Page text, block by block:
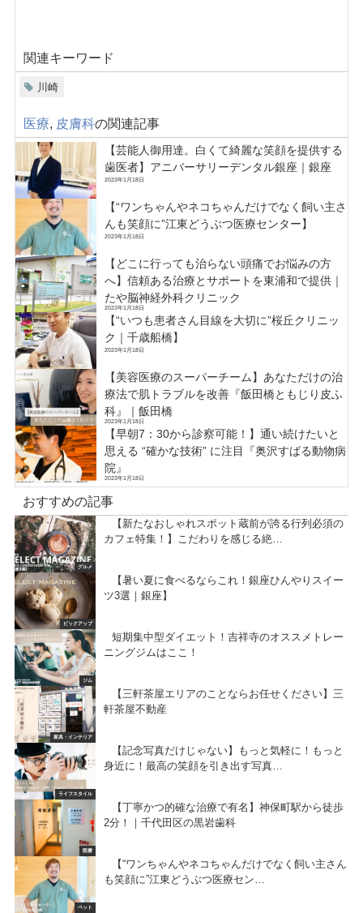
関連キーワード
川崎
医療, 皮膚科の関連記事
【芸能人御用達。白くて綺麗な笑顔を提供する
歯医者】アニバーサリーデンタル銀座｜銀座
2023年1月18日
【“ワンちゃんやネコちゃんだけでなく飼い主さ
んも笑顔に”江東どうぶつ医療センター】
2023年1月18日
【どこに行っても治らない頭痛でお悩みの方
へ】信頼ある治療とサポートを東浦和で提供｜
たや脳神経外科クリニック
2023年1月18日
【“いつも患者さん目線を大切に”桜丘クリニッ
ク｜千歳船橋】
2023年1月18日
【美容医療のスーパーチーム】あなただけの治
療法で肌トラブルを改善『飯田橋ともじり皮ふ
科』｜飯田橋
2023年1月18日
【早朝7：30から診察可能！】通い続けたいと
思える “確かな技術” に注目『奥沢すばる動物病
院』
2023年1月18日
おすすめの記事
グルメ
【新たなおしゃれスポット蔵前が誇る行列必須の
カフェ特集！】こだわりを感じる絶…
ピックアップ
【暑い夏に食べるならこれ！銀座ひんやりスイー
ツ3選｜銀座】
ジム
短期集中型ダイエット！吉祥寺のオススメトレー
ニングジムはここ！
家具・インテリア
【三軒茶屋エリアのことならお任せください】三
軒茶屋不動産
ライフスタイル
【記念写真だけじゃない】もっと気軽に！もっと
身近に！最高の笑顔を引き出す写真…
医療
【丁寧かつ的確な治療で有名】神保町駅から徒歩
2分！｜千代田区の黒岩歯科
ペット
【“ワンちゃんやネコちゃんだけでなく飼い主さん
も笑顔に”江東どうぶつ医療セン…